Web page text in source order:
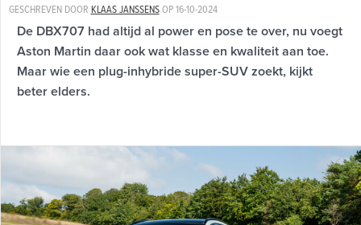
GESCHREVEN DOOR KLAAS JANSSENSOP16-10-2024
De DBX707 had altijd al power en pose te over, nu voegt
Aston Martin daar ook wat klasse en kwaliteit aan toe.
Maar wie een plug-inhybride super-SUV zoekt, kijkt
beter elders.